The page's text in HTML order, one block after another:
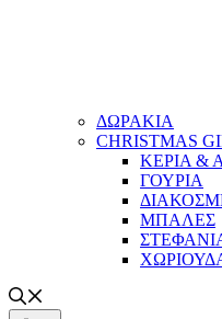
ΔΩΡΑΚΙΑ
CHRISTMAS
ΚΕΡΙΑ &
ΓΟΥΡΙΑ
ΜΠΑΛΕΣ